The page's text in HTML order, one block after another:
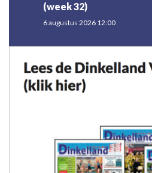
(week 32)
6 augustus 2026 12:00